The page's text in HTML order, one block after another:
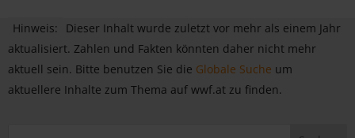
Hinweis:
Dieser Inhalt wurde zuletzt vor mehr als einem Jahr
aktualisiert. Zahlen und Fakten könnten daher nicht mehr
aktuell sein. Bitte benutzen Sie die Globale Suche um
aktuellere Inhalte zum Thema auf wwf.at zu finden.